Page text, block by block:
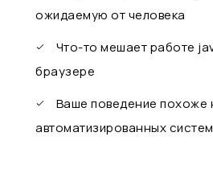
ожидаемую от человека
Что-то мешает работе
браузере
Ваше поведение похоже
автоматизированных систем